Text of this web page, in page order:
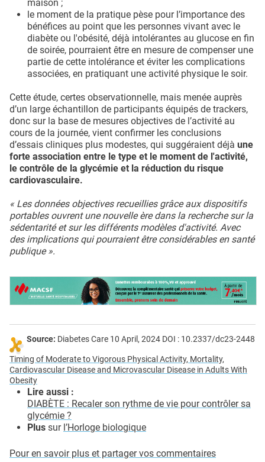
maison ;
le moment de la pratique pèse pour l’importance des
bénéfices au point que les personnes vivant avec le
diabète ou l'obésité, déjà intolérantes au glucose en fin
de soirée, pourraient être en mesure de compenser une
partie de cette intolérance et éviter les complications
associées, en pratiquant une activité physique le soir.
Cette étude, certes observationnelle, mais menée auprès
d’un large échantillon de participants équipés de trackers,
donc sur la base de mesures objectives de l’activité au
cours de la journée, vient confirmer les conclusions
d’essais cliniques plus modestes, qui suggéraient déjà une
forte association entre le type et le moment de l'activité,
le contrôle de la glycémie et la réduction du risque
cardiovasculaire.
« Les données objectives recueillies grâce aux dispositifs
portables ouvrent une nouvelle ère dans la recherche sur la
sédentarité et sur les différents modèles d'activité. Avec
des implications qui pourraient être considérables en santé
publique ».
Source: Diabetes Care 10 April, 2024 DOI : 10.2337/dc23-2448
Timing of Moderate to Vigorous Physical Activity, Mortality,
Cardiovascular Disease and Microvascular Disease in Adults With
Obesity
Lire aussi :
DIABÈTE : Recaler son rythme de vie pour contrôler sa
glycémie ?
Plus sur l’Horloge biologique
Pour en savoir plus et partager vos commentaires